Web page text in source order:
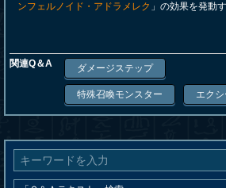
ンフェルノイド・アドラメレク 」の効果を発動
関連Q＆A ダメージステップ
特殊召喚モンスター エク